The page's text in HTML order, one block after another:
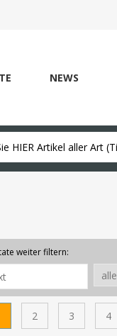
NEWS
weiter filtern:
2 3 4